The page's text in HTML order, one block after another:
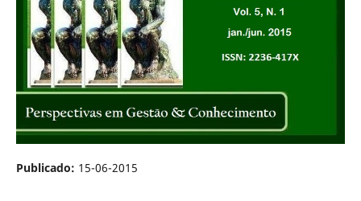
Publicado: 15-06-2015